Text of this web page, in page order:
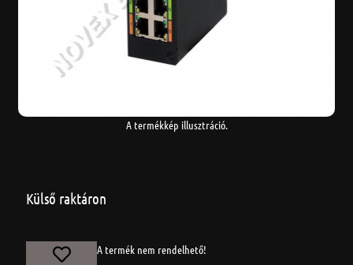
A termékkép illusztráció.
Külső raktáron
A termék nem rendelhető!